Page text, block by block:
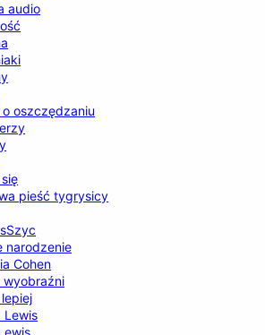
audio
oszczędzaniu
pieść tygrysicy
narodzenie
Cohen
wyobraźni
lepiej
Lewis